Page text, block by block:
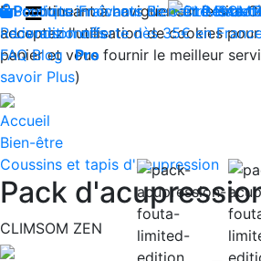
En continuant à naviguer sur le site
acceptez l'utilisation de cookies
panier et vous fournir le meilleur
savoir Plus)
Produits innovants de Santé et de
Livraison offerte dès 35€ en
Boutique Fraîcheur Bien-être Beauté
Reconditionnés
FAQ Blog Pro
Accueil
Bien-être
Coussins et tapis d'acupression
Pack
CLIMSOM ZEN